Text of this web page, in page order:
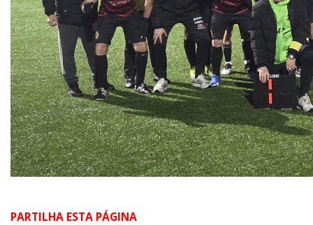
PARTILHA ESTA PÁGINA